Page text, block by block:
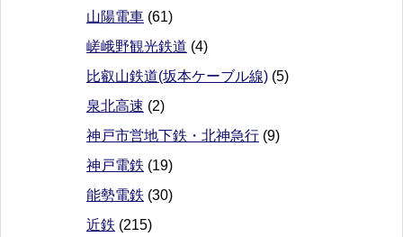
山陽電車 (61)
嵯峨野観光鉄道 (4)
比叡山鉄道(坂本ケーブル線) (5)
泉北高速 (2)
神戸市営地下鉄・北神急行 (9)
神戸電鉄 (19)
能勢電鉄 (30)
近鉄 (215)